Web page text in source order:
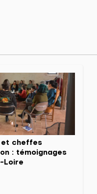
et cheffes
: témoignages
Loire